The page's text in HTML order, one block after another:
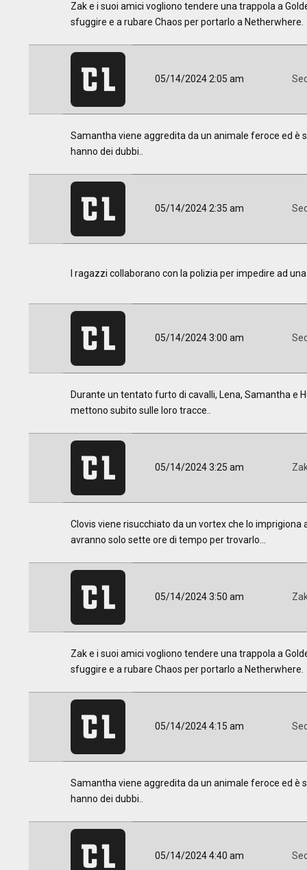
Zak e i suoi amici vogliono tendere una trappola a
sfuggire e a rubare Chaos per portarlo a Netherwhere.
05/14/2024 2:05 am
Samantha viene aggredita da un animale feroce ed è
hanno dei dubbi..
05/14/2024 2:35 am
I ragazzi collaborano con la polizia per impedire ad
05/14/2024 3:00 am
Durante un tentato furto di cavalli, Lena, Samantha e
mettono subito sulle loro tracce..
05/14/2024 3:25 am
Clovis viene risucchiato da un vortex che lo imprigiona
avranno solo sette ore di tempo per trovarlo...
05/14/2024 3:50 am
Zak e i suoi amici vogliono tendere una trappola a
sfuggire e a rubare Chaos per portarlo a Netherwhere.
05/14/2024 4:15 am
Samantha viene aggredita da un animale feroce ed è
hanno dei dubbi..
05/14/2024 4:40 am